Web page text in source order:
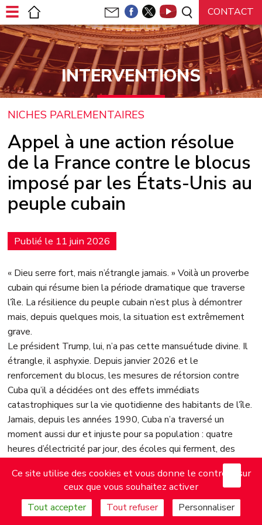
INTERVENTIONS
NICHES PARLEMENTAIRES
Appel à une action résolue
de la France contre le blocus
imposé par les États-Unis au
peuple cubain
Publié le 11 juin 2026
« Dieu serre fort, mais n’étrangle jamais. » Voilà un proverbe
cubain qui résume bien la période dramatique que traverse
l’île. La résilience du peuple cubain n’est plus à démontrer
mais, depuis quelques mois, la situation est extrêmement
grave.
Le président Trump, lui, n’a pas cette mansuétude divine. Il
étrangle, il asphyxie. Depuis janvier 2026 et le
renforcement du blocus, les mesures de rétorsion contre
Cuba qu’il a décidées ont des effets immédiats
catastrophiques sur la vie quotidienne des habitants de l’île.
Jamais, depuis les années 1990, Cuba n’a traversé un
moment aussi dur et injuste pour sa population : quatre
heures d’électricité par jour, des écoles qui ferment, des
hôpitaux à l’arrêt, l’outil industriel qui fonctionne au ralenti ;
Cuba voit la mortalité infantile exploser, ce qui n’a jamais
été le cas depuis soixante ans. Les États-Unis ont réactivé
toutes les mesures que leur permettent les lois sur le
Panneau de gestion des cookies
Ce site utilise des cookies et vous donne le contrôle sur
ceux que vous souhaitez activer
Tout accepter Tout refuser Personnaliser